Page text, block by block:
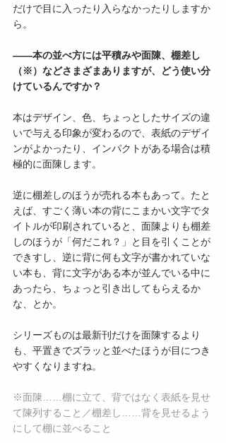
だけで目に入ったり入らなかったりしますか
ら。
――本の並べ方には平積みや面陳、棚差し
（※）などさまざまありますが、どう使い分
けているんですか？
本はデザイン、色、ちょっとしたサイズの違
いで与える印象が変わるので、表紙のデザイ
ンがよかったり、インパクトがある場合は積
極的に面陳します。
逆に棚差しのほうが売れる本もあって。たと
えば、すごく薄い本の背にこまかい文字でタ
イトルが印刷されていると、面陳よりも棚差
しのほうが「何だこれ？」と目を引くことが
できすし、逆に背に何も文字が書かれていな
い本も、背に文字がある本が並んでいる中に
あったら、ちょっと引き出してもらえるか
な、とか。
シリーズものは最新刊だけを面陳するより
も、平置きでズラッと並べたほうが目につき
やすくなりますね。
※面陳……棚に立て、背ではなく表紙を見せ
て陳列すること／棚差し……背を見せるよう
にして棚に並べること